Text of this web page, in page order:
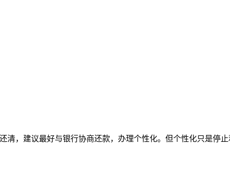
清，建议最好与银行协商还款，办理个性化。但个性化只是停